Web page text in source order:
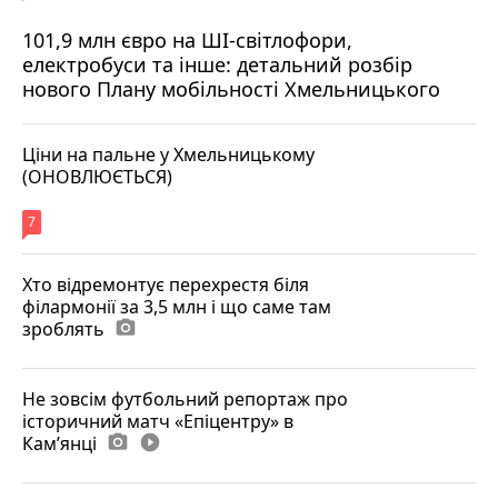
101,9 млн євро на ШІ-світлофори,
електробуси та інше: детальний розбір
нового Плану мобільності Хмельницького
Ціни на пальне у Хмельницькому
(ОНОВЛЮЄТЬСЯ)
7
Хто відремонтує перехрестя біля
філармонії за 3,5 млн і що саме там
зроблять photo_camera
Не зовсім футбольний репортаж про
історичний матч «Епіцентру» в
Камʼянці photo_camera play_circle_filled